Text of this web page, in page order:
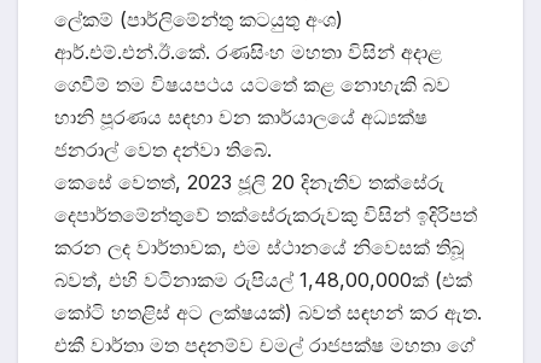
ලේකම් (පාර්ලිමේන්තු කටයුතු අංශ)
ආර්.එම්.එන්.ඊ.කේ. රණසිංහ මහතා විසින් අදාළ
ගෙවීම් තම විෂයපථය යටතේ කළ නොහැකි බව
හානි පූරණය සඳහා වන කාර්යාලයේ අධ්‍යක්ෂ
ජනරාල් වෙත දන්වා තිබේ.
කෙසේ වෙතත්, 2023 ජූලි 20 දිනැතිව තක්සේරු
දෙපාර්තමේන්තුවේ තක්සේරුකරුවකු විසින් ඉදිරිපත්
කරන ලද වාර්තාවක, එම ස්ථානයේ නිවෙසක් තිබූ
බවත්, එහි වටිනාකම රුපියල් 1,48,00,000ක් (එක්
කෝටි හතළිස් අට ලක්ෂයක්) බවත් සඳහන් කර ඇත.
එකී වාර්තා මත පදනම්ව චමල් රාජපක්ෂ මහතා ගේ